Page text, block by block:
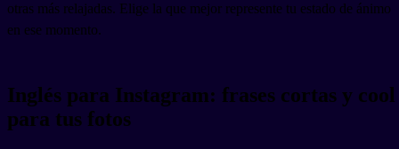
otras más relajadas. Elige la que mejor represente tu estado de ánimo
en ese momento.
Inglés para Instagram: frases cortas y cool
para tus fotos